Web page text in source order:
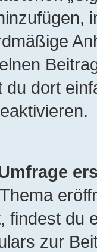
dort
findest du
zur